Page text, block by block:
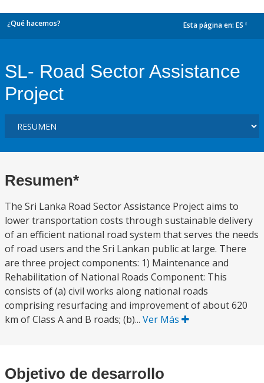
¿Qué hacemos? Esta página en: ES
SL- Road Sector Assistance
Project
Resumen*
The Sri Lanka Road Sector Assistance Project aims to
lower transportation costs through sustainable delivery
of an efficient national road system that serves the needs
of road users and the Sri Lankan public at large. There
are three project components: 1) Maintenance and
Rehabilitation of National Roads Component: This
consists of (a) civil works along national roads
comprising resurfacing and improvement of about 620
km of Class A and B roads; (b)... Ver Más
Objetivo de desarrollo